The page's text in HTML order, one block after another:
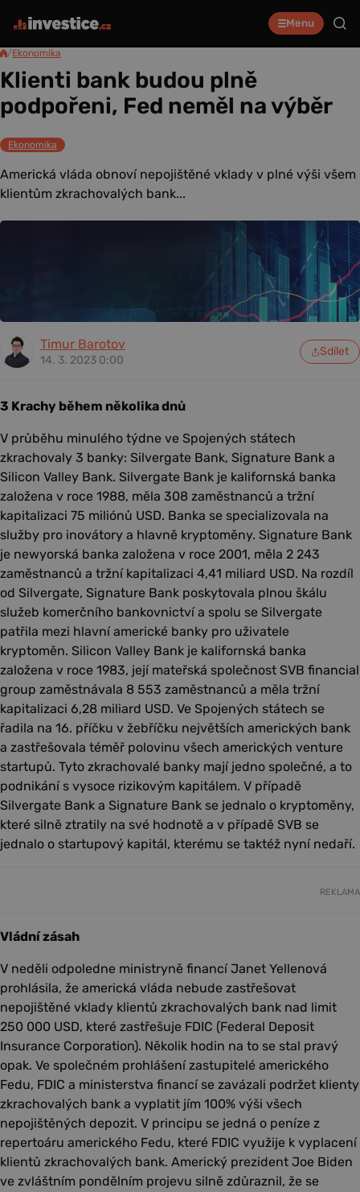
Menu
/Ekonomika
Klienti bank budou plně
podpořeni, Fed neměl na výběr
Ekonomika
Americká vláda obnoví nepojištěné vklady v plné výši všem
klientům zkrachovalých bank...
Timur Barotov
14. 3. 2023 0:00
Sdílet
3 Krachy během několika dnů
V průběhu minulého týdne ve Spojených státech
zkrachovaly 3 banky: Silvergate Bank, Signature Bank a
Silicon Valley Bank. Silvergate Bank je kalifornská banka
založena v roce 1988, měla 308 zaměstnanců a tržní
kapitalizaci 75 miliónů USD. Banka se specializovala na
služby pro inovátory a hlavně kryptoměny. Signature Bank
je newyorská banka založena v roce 2001, měla 2 243
zaměstnanců a tržní kapitalizaci 4,41 miliard USD. Na rozdíl
od Silvergate, Signature Bank poskytovala plnou škálu
služeb komerčního bankovnictví a spolu se Silvergate
patřila mezi hlavní americké banky pro uživatele
kryptoměn. Silicon Valley Bank je kalifornská banka
založena v roce 1983, její mateřská společnost SVB financial
group zaměstnávala 8 553 zaměstnanců a měla tržní
kapitalizaci 6,28 miliard USD. Ve Spojených státech se
řadila na 16. příčku v žebříčku největších amerických bank
a zastřešovala téměř polovinu všech amerických venture
startupů. Tyto zkrachovalé banky mají jedno společné, a to
podnikání s vysoce rizikovým kapitálem. V případě
Silvergate Bank a Signature Bank se jednalo o kryptoměny,
které silně ztratily na své hodnotě a v případě SVB se
jednalo o startupový kapitál, kterému se taktéž nyní nedaří.
REKLAMA
Vládní zásah
V neděli odpoledne ministryně financí Janet Yellenová
prohlásila, že americká vláda nebude zastřešovat
nepojištěné vklady klientů zkrachovalých bank nad limit
250 000 USD, které zastřešuje FDIC (Federal Deposit
Insurance Corporation). Několik hodin na to se stal pravý
opak. Ve společném prohlášení zastupitelé amerického
Fedu, FDIC a ministerstva financí se zavázali podržet klienty
zkrachovalých bank a vyplatit jím 100% výši všech
nepojištěných depozit. V principu se jedná o peníze z
repertoáru amerického Fedu, které FDIC využije k vyplacení
klientů zkrachovalých bank. Americký prezident Joe Biden
ve zvláštním pondělním projevu silně zdůraznil, že se